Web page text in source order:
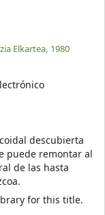
Elkartea, 1980
descubierta
puede remontar al
de las hasta
for this title.